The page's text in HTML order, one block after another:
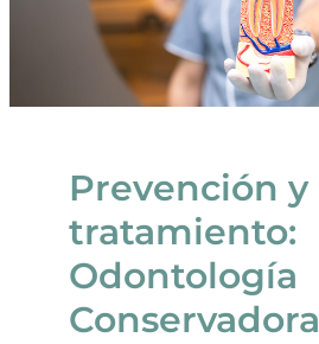
Prevención y
tratamiento:
Odontología
Conservadora